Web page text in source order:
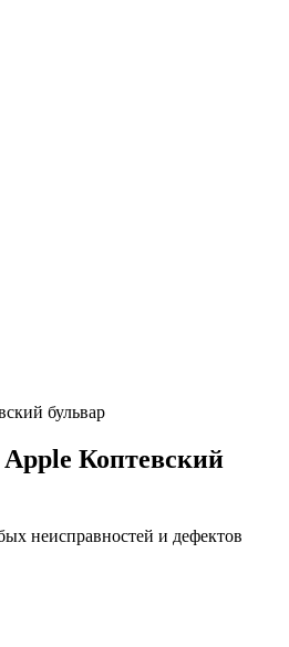
бульвар
Коптевский
неисправностей и дефектов